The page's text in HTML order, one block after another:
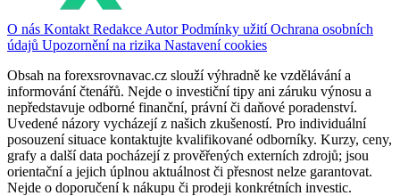
O nás Kontakt Redakce AutorPodmínky užitíOchrana osobních
údajů Upozornění na rizika Nastavení cookies
Obsah na forexsrovnavac.cz slouží výhradně ke vzdělávání a
informování čtenářů. Nejde o investiční tipy ani záruku výnosu a
nepředstavuje odborné finanční, právní či daňové poradenství.
Uvedené názory vycházejí z našich zkušeností. Pro individuální
posouzení situace kontaktujte kvalifikované odborníky. Kurzy, ceny,
grafy a další data pocházejí z prověřených externích zdrojů; jsou
orientační a jejich úplnou aktuálnost či přesnost nelze garantovat.
Nejde o doporučení k nákupu či prodeji konkrétních investic.